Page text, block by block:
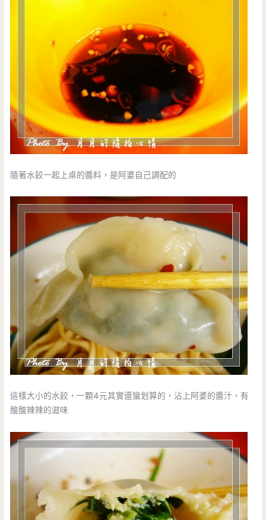
隨著水餃一起上桌的醬料，是阿婆自己調配的
這樣大小的水餃，一顆4元其實還蠻划算的，沾上阿婆的醬汁，有
酸酸辣辣的滋味